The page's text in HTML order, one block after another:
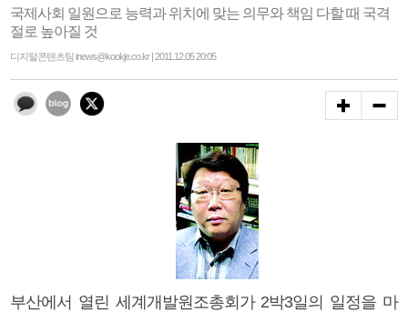
국제사회 일원으로 능력과 위치에 맞는 의무와 책임 다할 때 국격
절로 높아질 것
디지털콘텐츠팀 inews@kookje.co.kr | 2011.12.05 20:05
부산에서 열린 세계개발원조총회가 2박3일의 일정을 마